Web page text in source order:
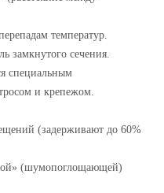
температур.
замкнутого сечения.
специальным
и крепежом.
(задерживают до 60%
(шумопоглощающей)